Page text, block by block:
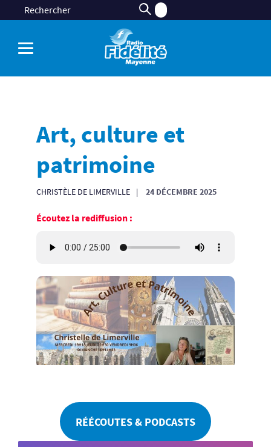
Art, culture et
patrimoine
CHRISTÈLE DE LIMERVILLE 24 DÉCEMBRE 2025
Écoutez la rediffusion :
RÉÉCOUTES & PODCASTS